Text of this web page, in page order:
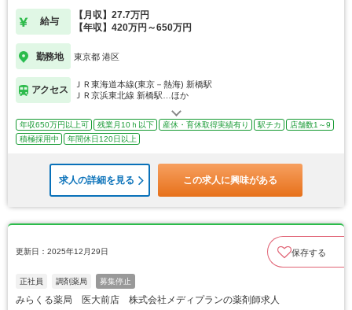
給与
【月収】27.7万円
【年収】420万円～650万円
勤務地 東京都 港区
アクセス
ＪＲ東海道本線(東京－熱海) 新橋駅
ＪＲ京浜東北線 新橋駅…ほか
年収650万円以上可 残業月10ｈ以下 産休・育休取得実績有り 駅チカ
店舗数1～9
積極採用中
年間休日120日以上
求人の詳細を見る この求人に興味がある
更新日：2025年12月29日 保存する
正社員 調剤薬局 募集停止
みらくる薬局 医大前店 株式会社メディプランの薬剤師求人